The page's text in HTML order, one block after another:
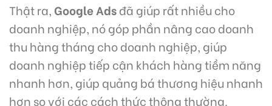
Thật ra, Google Adsđã giúp rất nhiều cho
doanh nghiệp, nó góp phần nâng cao doanh
thu hàng tháng cho doanh nghiệp, giúp
doanh nghiệp tiếp cận khách hàng tiềm năng
nhanh hơn, giúp quảng bá thương hiệu nhanh
hơn so với các cách thức thông thường.